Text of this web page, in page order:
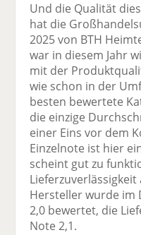
Und die Qualität
hat die
2025 von BTH
war in diesem Jahr
mit der
wie schon in der
besten bewertete
die einzige
einer Eins vor dem
Einzelnote ist hier
scheint gut zu
Hersteller wurde
2,0 bewertet, die
Note 2,1.